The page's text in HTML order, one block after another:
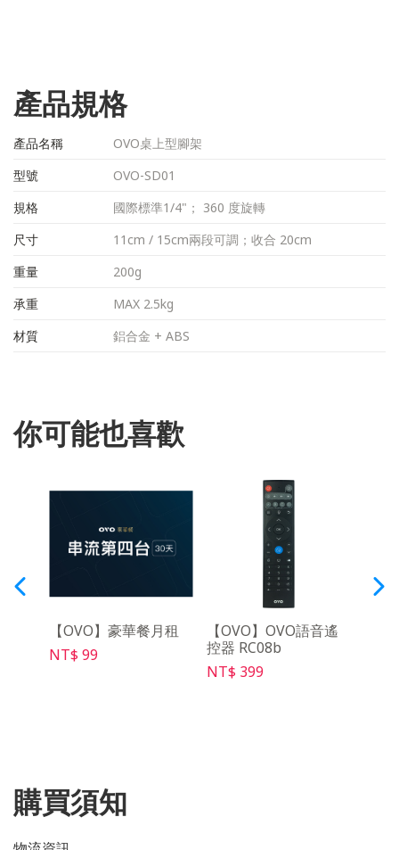
產品規格
產品名稱
OVO桌上型腳架
型號
OVO-SD01
規格
國際標準1/4"； 360 度旋轉
尺寸
11cm / 15cm兩段可調；收合 20cm
重量
200g
承重
MAX 2.5kg
材質
鋁合金 + ABS
你可能也喜歡
【OVO】豪華餐月租
NT$ 99
【OVO】OVO語音遙
控器 RC08b
NT$ 399
購買須知